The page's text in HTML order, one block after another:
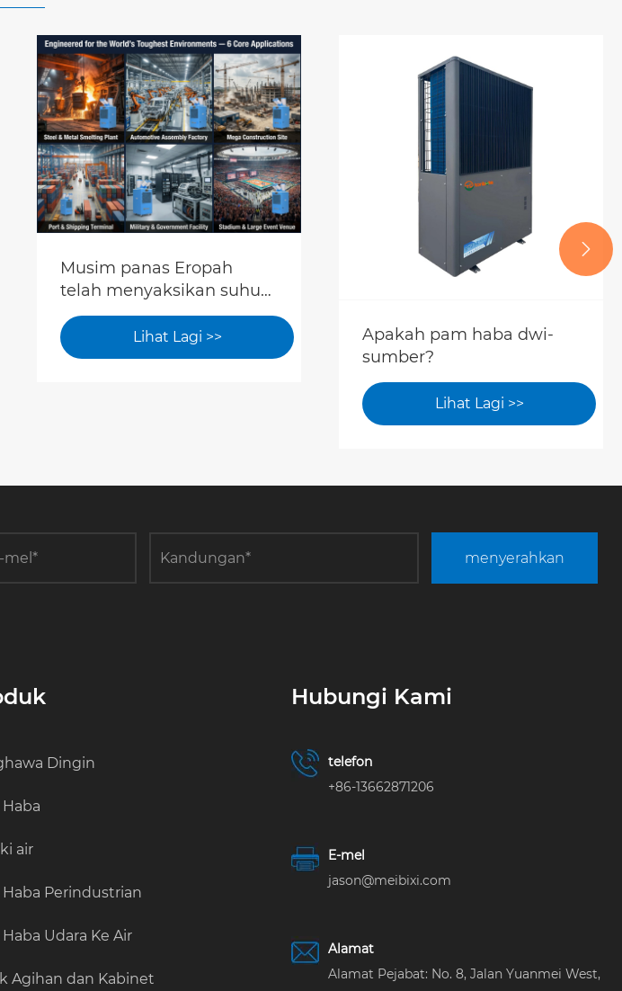
Musim panas Eropah
telah menyaksikan suhu
tinggi melampau yang
berterusan.
Bagaimanakah suhu
Lihat Lagi >>
Apakah pam haba dwi-
sumber?
Lihat Lagi >>

menyerahkan
Dingin
air
Haba Perindustrian
Udara Ke Air
Agihan dan Kabinet
Hubungi Kami
telefon
+86-13662871206
E-mel
jason@meibixi.com
Alamat
Alamat Pejabat: No. 8, Jalan Yuanmei West,